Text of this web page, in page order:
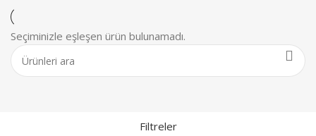
Seçiminizle eşleşen ürün bulunamadı.
Filtreler